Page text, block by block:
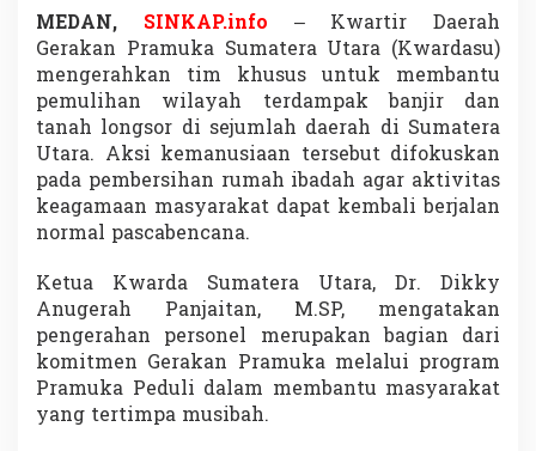
R
u
m
a
h
I
b
a
d
a
a
s
c
a
b
e
n
MEDAN, SINKAP.info – Kwartir Daerah
Gerakan Pramuka Sumatera Utara (Kwardasu)
mengerahkan tim khusus untuk membantu
pemulihan wilayah terdampak banjir dan
tanah longsor di sejumlah daerah di Sumatera
Utara. Aksi kemanusiaan tersebut difokuskan
pada pembersihan rumah ibadah agar aktivitas
keagamaan masyarakat dapat kembali berjalan
normal pascabencana.
Ketua Kwarda Sumatera Utara, Dr. Dikky
Anugerah Panjaitan, M.SP, mengatakan
pengerahan personel merupakan bagian dari
komitmen Gerakan Pramuka melalui program
Pramuka Peduli dalam membantu masyarakat
yang tertimpa musibah.